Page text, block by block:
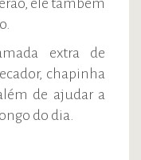
extra de
chapinha
de ajudar a
do dia.